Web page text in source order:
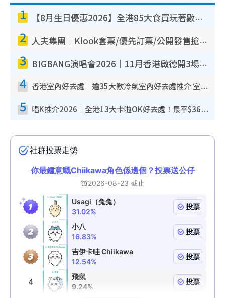
1 【8月生日優惠2026】全港85大食買玩著數攻略 自助餐/火鍋放題同行免費＋誠品/DONKI送現金券
2 人夫集團｜Klook套票/優先訂票/公開發售搶飛攻略！附票價.購票連結.場地座位表
3 BIGBANG演唱會2026｜11月香港啟德開3場！實名制VIP申請、優先購票攻略
4 香港室內好去處｜逾35大歎冷氣室內好去處推介 室內活動免費避雨無懼落雨
5 唱K推介2026︱全港13大卡啦OK好去處！最平$36起 日文K都有！(附地址+收費詳情)